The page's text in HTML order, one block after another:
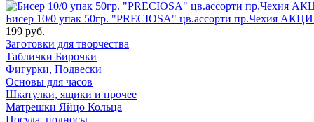
Бисер 10/0 упак 50гр. "PRECIOSA" цв.ассорти пр.Чехия
199 руб.
Заготовки для творчества
Таблички Бирочки
Фигурки, Подвески
Основы для часов
Шкатулки, ящики и прочее
Матрешки Яйцо Кольца
Посуда, подносы